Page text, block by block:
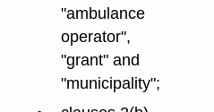
"ambulance
operator",
"grant" and
"municipality";